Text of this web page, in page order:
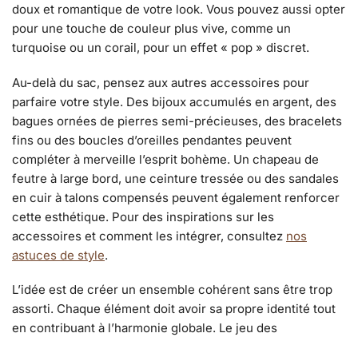
doux et romantique de votre look. Vous pouvez aussi opter
pour une touche de couleur plus vive, comme un
turquoise ou un corail, pour un effet « pop » discret.
Au-delà du sac, pensez aux autres accessoires pour
parfaire votre style. Des bijoux accumulés en argent, des
bagues ornées de pierres semi-précieuses, des bracelets
fins ou des boucles d’oreilles pendantes peuvent
compléter à merveille l’esprit bohème. Un chapeau de
feutre à large bord, une ceinture tressée ou des sandales
en cuir à talons compensés peuvent également renforcer
cette esthétique. Pour des inspirations sur les
accessoires et comment les intégrer, consultez nos
astuces de style.
L’idée est de créer un ensemble cohérent sans être trop
assorti. Chaque élément doit avoir sa propre identité tout
en contribuant à l’harmonie globale. Le jeu des